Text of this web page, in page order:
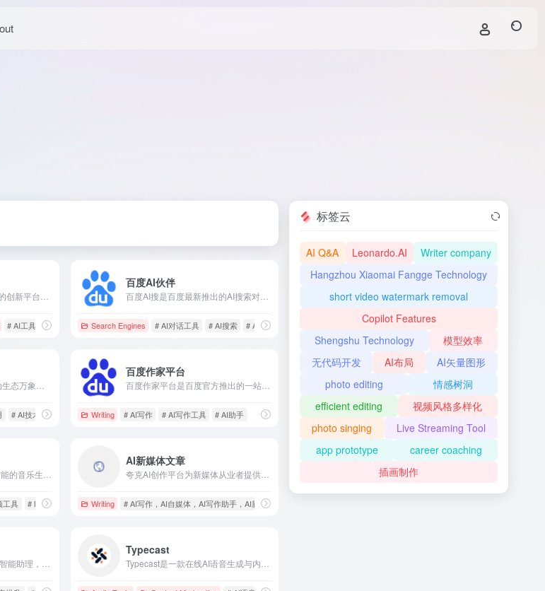
# AI工具 # AI视频工具 # AI视频生成
百度AI伙伴
百度AI搜是百度最新推出的AI搜索对话工具，基于文心大模型，提供智能化、便捷的搜索体验，满足用户多样化的信息需求。
Search Engines # AI对话工具 # AI搜索 # AI绘画
# AI技术
百度作家平台
百度作家平台是百度官方推出的一站式AI辅助创作平台，提供丰富多样的AI创作功能，帮助内容创作者写出更多好作品。
Writing # AI写作 # AI写作工具 # AI助手
工具 # Mubert
AI新媒体文章
夸克AI创作平台为新媒体从业者提供一站式智能写作工具，涵盖选题创作、文章重写、爆款标题生成等功能，助力快速生成高质量原创内容。
Writing # AI写作，AI自媒体，AI写作助手，AI新媒体，自媒体写作
Typecast
标签云
AI Q&A Leonardo.AI
Writer company
Hangzhou Xiaomai Fangge Technology
short video watermark removal
Copilot Features
Shengshu Technology
模型效率
无代码开发
AI布局
AI矢量图形
photo editing
情感树洞
efficient editing
视频风格多样化
photo singing
Live Streaming Tool
app prototype
career coaching
插画制作